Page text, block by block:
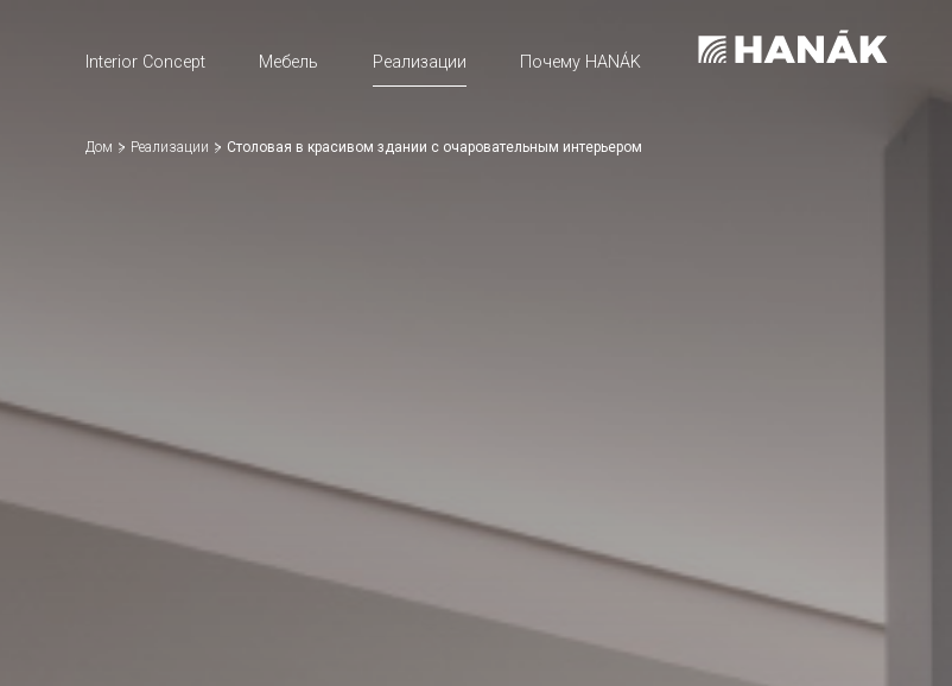
Interior Concept Мебель Реализации Почему HANÁK
Дом Реализации Столовая в красивом здании с очаровательным интерьером